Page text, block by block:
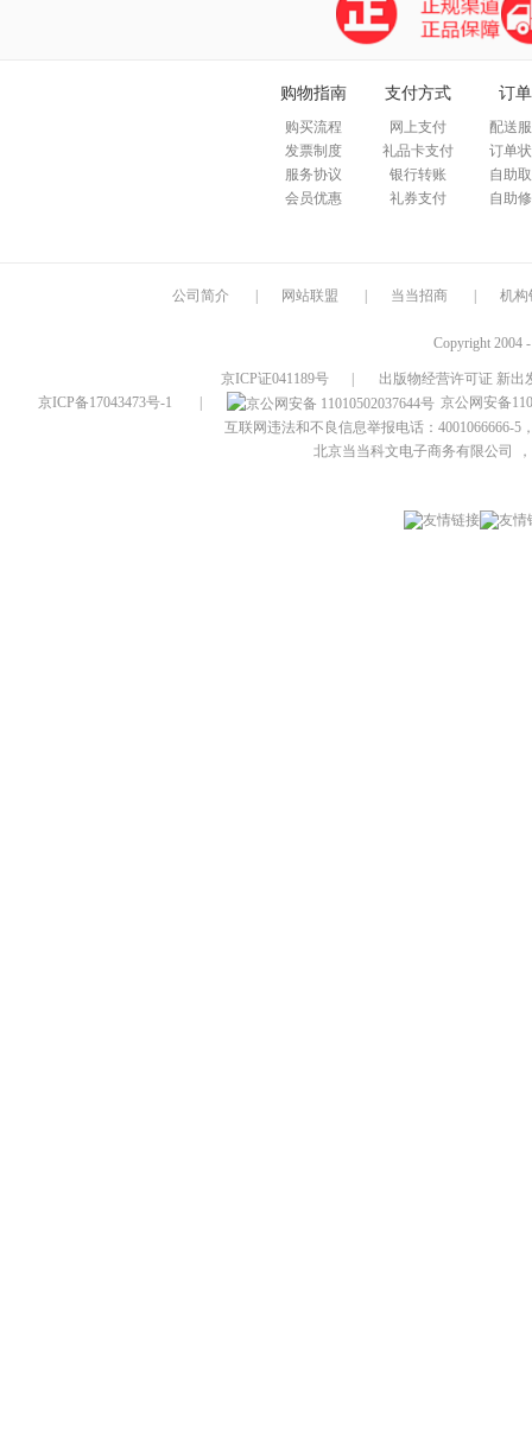
购物指南
购买流程
发票制度
服务协议
会员优惠
支付方式
网上支付
礼品卡支付
银行转账
礼券支付
订
配送
订单
自助
自助
公司简介 网站联盟 当当招商 机构
Copyright 2004
京ICP证041189号
出版物经营许可证 新出
京ICP备17043473号-1
京公网安备
互联网违法和不良信息举报电话：4001066666-5
北京当当科文电子商务有限公司